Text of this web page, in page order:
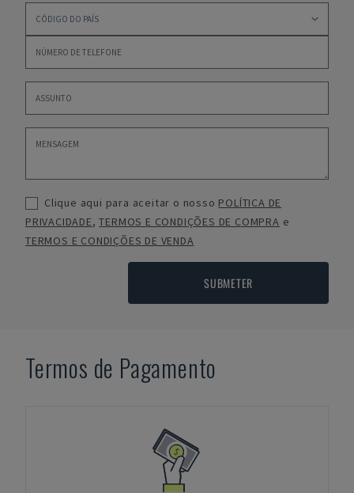
Clique aqui para aceitar o nosso POLÍTICA DE
PRIVACIDADE,TERMOS E CONDIÇÕES DE COMPRA e
TERMOS E CONDIÇÕES DE VENDA
SUBMETER
Termos de Pagamento